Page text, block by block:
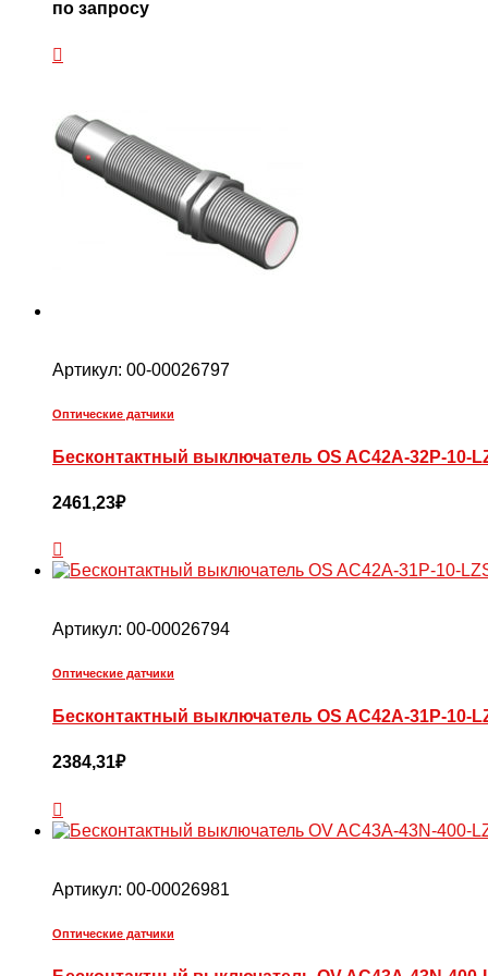
по запросу
Артикул: 00-00026797
Оптические датчики
Бесконтактный выключатель OS AC42A-32P-10-
2461,23₽
Артикул: 00-00026794
Оптические датчики
Бесконтактный выключатель OS AC42A-31P-10-
2384,31₽
Артикул: 00-00026981
Оптические датчики